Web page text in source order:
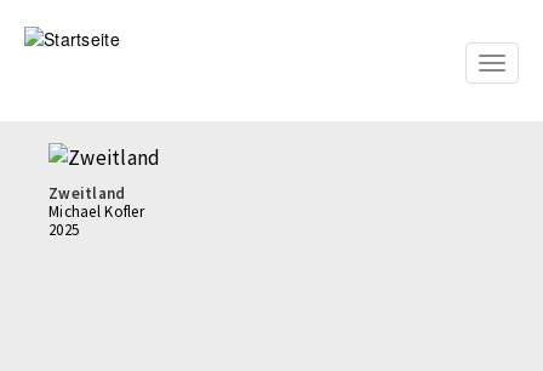
zum
Toggle
Zweitland
Michael Kofler
2025